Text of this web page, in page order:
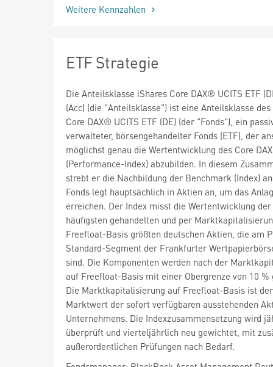
Weitere Kennzahlen
ETF Strategie
Die Anteilsklasse iShares Core DAX® UCITS ETF
(Acc) (die "Anteilsklasse") ist eine Anteilsklasse des
Core DAX® UCITS ETF (DE) (der "Fonds"), ein
verwalteter, börsengehandelter Fonds (ETF), der
möglichst genau die Wertentwicklung des Core
(Performance-Index) abzubilden. In diesem
strebt er die Nachbildung der Benchmark (Index)
Fonds legt hauptsächlich in Aktien an, um das
erreichen. Der Index misst die Wertentwicklung
häufigsten gehandelten und per
Freefloat-Basis größten deutschen Aktien, die am
Standard-Segment der Frankfurter
sind. Die Komponenten werden nach der
auf Freefloat-Basis mit einer Obergrenze von 10 %
Die Marktkapitalisierung auf Freefloat-Basis ist der
Marktwert der sofort verfügbaren ausstehenden
Unternehmens. Die Indexzusammensetzung wird
überprüft und vierteljährlich neu gewichtet, mit
außerordentlichen Prüfungen nach Bedarf.